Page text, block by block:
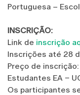
Portuguesa –
INSCRIÇÃO:
Link de inscrição
Inscrições até 28
Preço de
Estudantes EA –
Os participantes